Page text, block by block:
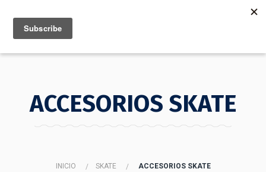
MENU
ACCESORIOS SKATE
INICIO SKATE ACCESORIOS SKATE